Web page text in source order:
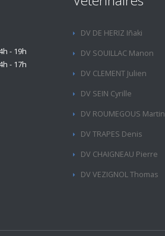
- 19h
- 17h
DV DE HERIZ Iñaki
DV SOUILLAC Manon
DV CLEMENT Julien
DV SEIN Cyrille
DV ROUMEGOUS Martin
DV TRAPES Denis
DV CHAIGNEAU Pierre
DV VEZIGNOL Thomas